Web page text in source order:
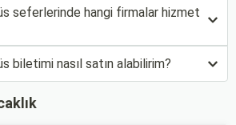
seferlerinde hangi firmalar hizmet
biletimi nasıl satın alabilirim?